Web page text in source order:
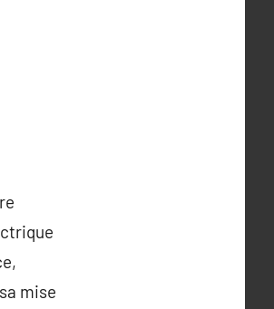
mise